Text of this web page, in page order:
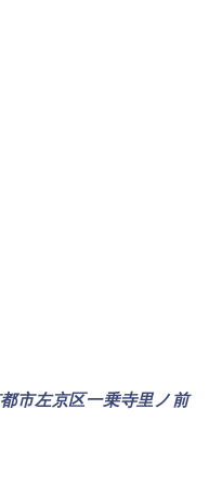
市左京区一乗寺里ノ前